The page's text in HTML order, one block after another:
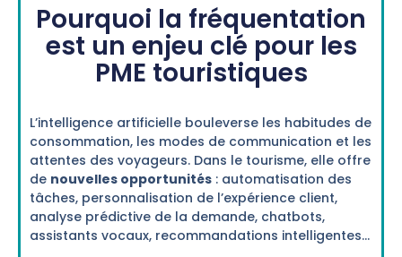
Pourquoi la fréquentation
est un enjeu clé pour les
PME touristiques
L’intelligence artificielle bouleverse les habitudes de
consommation, les modes de communication et les
attentes des voyageurs. Dans le tourisme, elle offre
de nouvelles opportunités : automatisation des
tâches, personnalisation de l’expérience client,
analyse prédictive de la demande, chatbots,
assistants vocaux, recommandations intelligentes…